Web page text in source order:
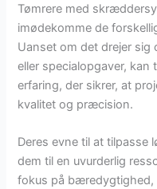
Tømrere med
imødekomme de
Uanset om det drejer
eller specialopgaver, kan
erfaring, der sikrer, at
kvalitet og præcision.
Deres evne til at tilpasse
dem til en uvurderlig
fokus på bæredygtighed,